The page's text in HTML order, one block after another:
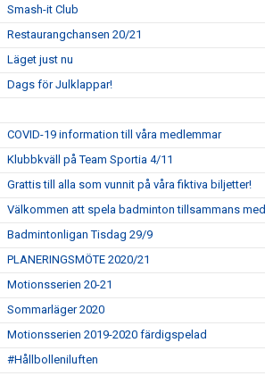
Smash-it Club
Restaurangchansen 20/21
Läget just nu
Dags för Julklappar!
COVID-19 information till våra medlemmar
Klubbkväll på Team Sportia 4/11
Grattis till alla som vunnit på våra fiktiva biljetter!
Välkommen att spela badminton tillsammans
Badmintonligan Tisdag 29/9
PLANERINGSMÖTE 2020/21
Motionsserien 20-21
Sommarläger 2020
Motionsserien 2019-2020 färdigspelad
#Hållbolleniluften